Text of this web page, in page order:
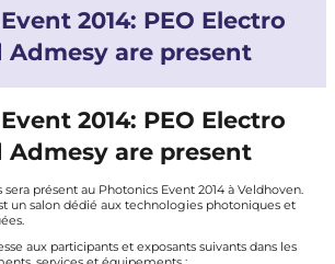
2014: PEO Electro
Admesy are present
2014: PEO Electro
Admesy are present
présent au Photonics Event 2014 à Veldhoven.
un salon dédié aux technologies photoniques et
aux participants et exposants suivants dans les